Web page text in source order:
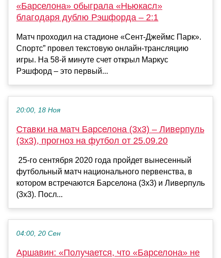
«Барселона» обыграла «Ньюкасл»
благодаря дублю Рэшфорда – 2:1
Матч проходил на стадионе «Сент-Джеймс Парк».
Спортс” провел текстовую онлайн-трансляцию
игры. На 58-й минуте счет открыл Маркус
Рэшфорд – это первый...
20:00, 18 Ноя
Ставки на матч Барселона (3х3) – Ливерпуль
(3х3), прогноз на футбол от 25.09.20
25-го сентября 2020 года пройдет вынесенный
футбольный матч национального первенства, в
котором встречаются Барселона (3х3) и Ливерпуль
(3х3). Посл...
04:00, 20 Сен
Аршавин: «Получается, что «Барселона» не